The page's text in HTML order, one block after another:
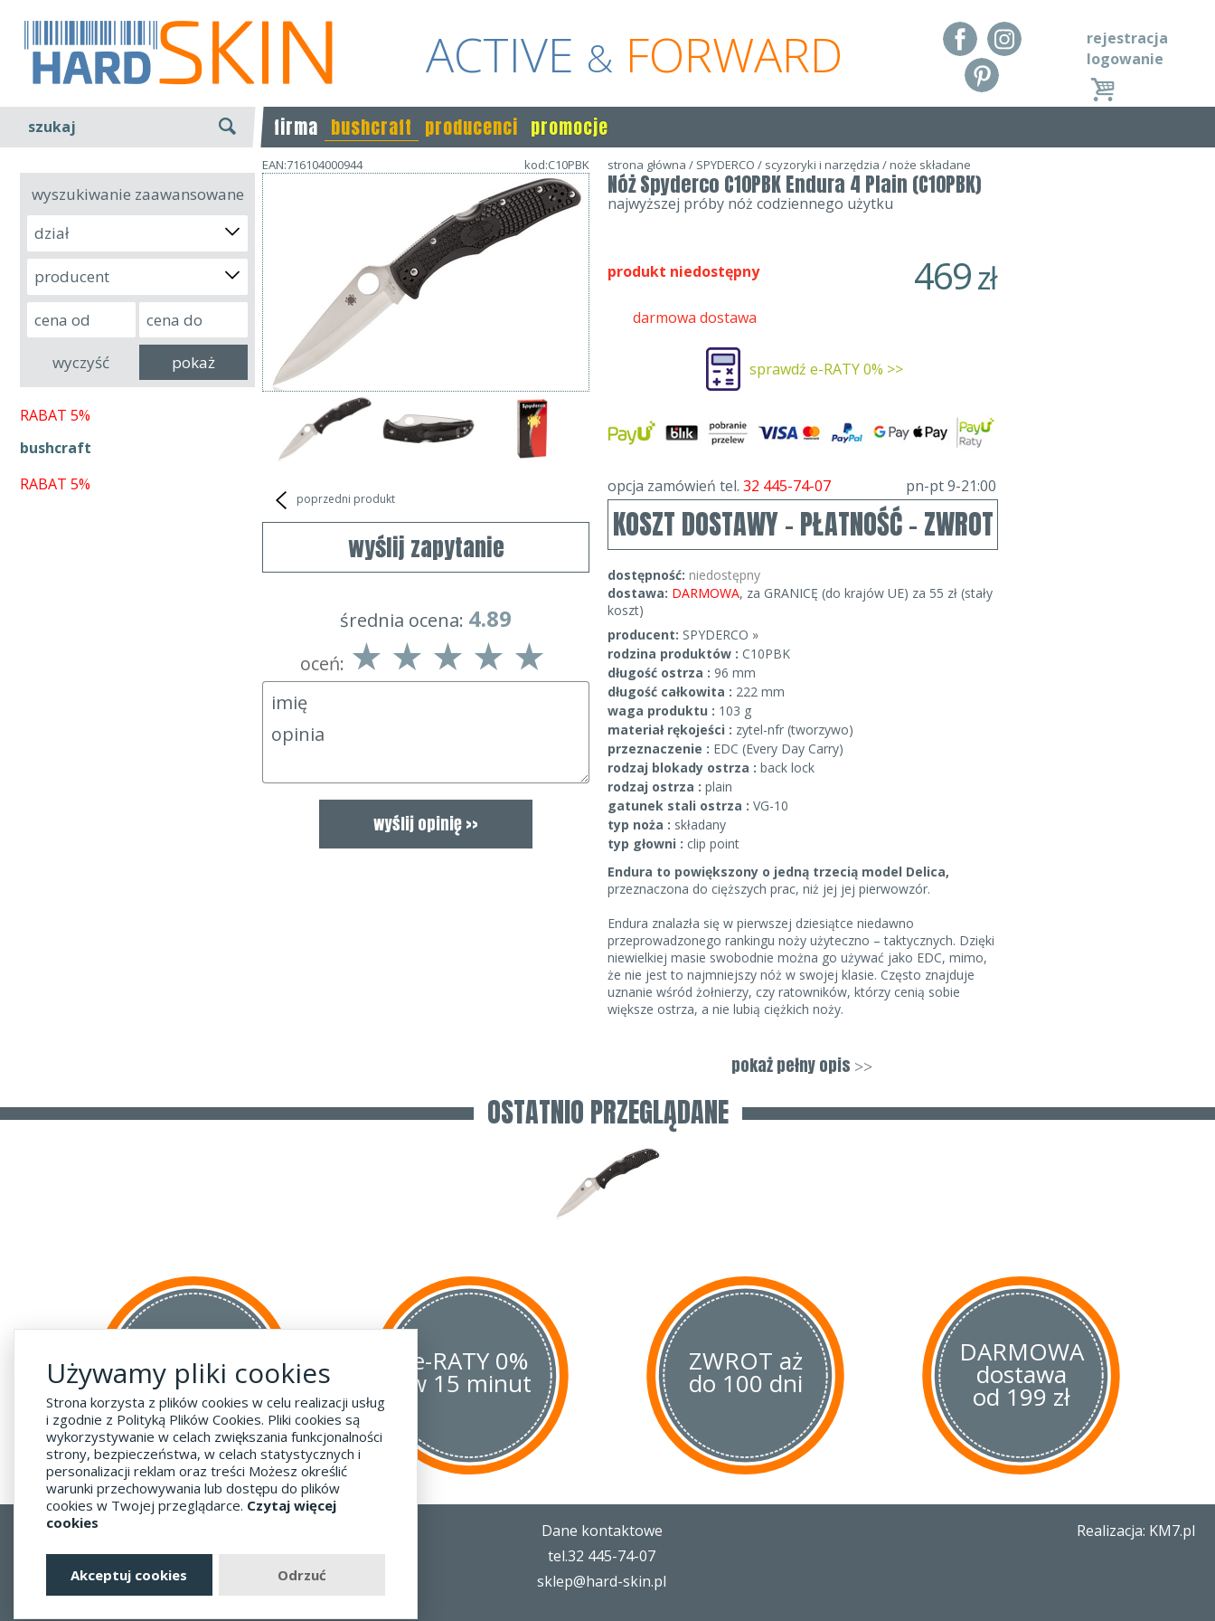
ACTIVE & FORWARD
rejestracja
logowanie
szukaj firma bushcraft producenci promocje
wyszukiwanie zaawansowane
dział
producent
RABAT 5%
bushcraft
RABAT 5%
EAN:716104000944 kod:C10PBK
poprzedni produkt
wyślij zapytanie
średnia ocena: 4.89
oceń:
strona główna / SPYDERCO / scyzoryki i narzędzia /noże składane
Nóż Spyderco C10PBK Endura 4 Plain (C10PBK)
najwyższej próby nóż codziennego użytku
469zł
produkt niedostępny
darmowa dostawa
sprawdź e-RATY 0% >>
opcja zamówień tel. 32 445-74-07 pn-pt 9-21:00
KOSZT DOSTAWY - PŁATNOŚĆ - ZWROT
dostępność: niedostępny
dostawa: DARMOWA, za GRANICĘ (do krajów UE) za 55 zł (stały
koszt)
producent: SPYDERCO »
rodzina produktów : C10PBK
długość ostrza : 96 mm
długość całkowita : 222 mm
waga produktu : 103 g
materiał rękojeści : zytel-nfr (tworzywo)
przeznaczenie : EDC (Every Day Carry)
rodzaj blokady ostrza : back lock
rodzaj ostrza : plain
gatunek stali ostrza : VG-10
typ noża : składany
typ głowni : clip point
Endura to powiększony o jedną trzecią model Delica,
przeznaczona do cięższych prac, niż jej jej pierwowzór.
Endura znalazła się w pierwszej dziesiątce niedawno
przeprowadzonego rankingu noży użyteczno – taktycznych. Dzięki
niewielkiej masie swobodnie można go używać jako EDC, mimo,
że nie jest to najmniejszy nóż w swojej klasie. Często znajduje
uznanie wśród żołnierzy, czy ratowników, którzy cenią sobie
większe ostrza, a nie lubią ciężkich noży.
podczas każdego rodzaju prac biwakowo - polowych.
kształcie Clip-Pointz wysokim garbem ma znakomite
z japońskiej huty SEKI, jedna z nowocześniejszych, jakich używa
się do produkcji głowni noży. Jej właściwości są porównywalne do
ATS 34, a o klasę przewyższają 440C.
Rękojeść wykonano z nowoczesnego tworzywa na bazie z
W blokadzie Back-Lock zastosowano nowość – wycięcie Boye
Detent, które zapobiega przypadkowemu wciśnięciu przy mocnym
uchwyceniu noża. Do otwarcia służy sprawdzony okrągły otwór,
tzw. Spyder Hole.
pokaż pełny opis >>
OSTATNIO PRZEGLĄDANE
do krajów UE
za 55 zł
e-RATY 0%
w 15 minut
ZWROT aż
do 100 dni
DARMOWA
dostawa
od 199 zł
Regulamin
Dostawa - Płatność - Zwrot
Polityka prywatności i pliki cookies
Dane kontaktowe
tel.32 445-74-07
sklep@hard-skin.pl
Realizacja: KM7.pl
Używamy pliki cookies
Strona korzysta z plików cookies w celu realizacji usług
i zgodnie z Polityką Plików Cookies. Pliki cookies są
wykorzystywanie w celach zwiększania funkcjonalności
strony, bezpieczeństwa, w celach statystycznych i
personalizacji reklam oraz treści Możesz określić
warunki przechowywania lub dostępu do plików
cookies w Twojej przeglądarce. Czytaj więcej
cookies
Akceptuj cookies Odrzuć